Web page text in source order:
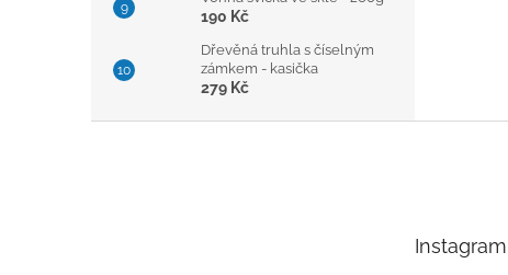
190 Kč
Dřevěná truhla s číselným
zámkem - kasička
279 Kč
Instagram